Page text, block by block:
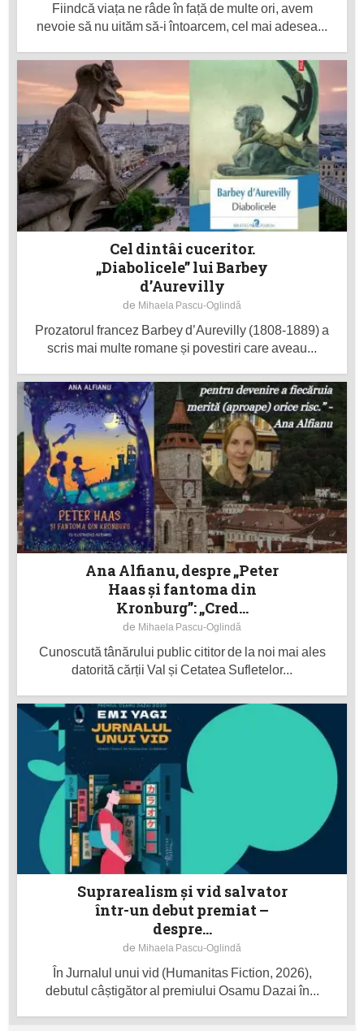
Fiindcă viața ne râde în față de multe ori, avem
nevoie să nu uităm să-i întoarcem, cel mai adesea...
Cel dintâi cuceritor.
„Diabolicele” lui Barbey
d’Aurevilly
de Mihaela Pascu-Oglindă
Prozatorul francez Barbey d’Aurevilly (1808-1889) a
scris mai multe romane și povestiri care aveau...
Ana Alfianu, despre „Peter
Haas și fantoma din
Kronburg”: „Cred...
de Mihaela Pascu-Oglindă
Cunoscută tânărului public cititor de la noi mai ales
datorită cărții Val și Cetatea Sufletelor...
Suprarealism și vid salvator
într-un debut premiat –
despre...
de Mihaela Pascu-Oglindă
În Jurnalul unui vid (Humanitas Fiction, 2026),
debutul câștigător al premiului Osamu Dazai în...